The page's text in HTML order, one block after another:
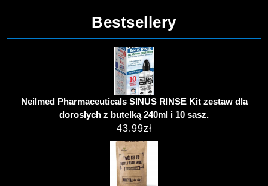
Bestsellery
Neilmed Pharmaceuticals SINUS RINSE Kit zestaw dla
dorosłych z butelką 240ml i 10 sasz.
43.99zł